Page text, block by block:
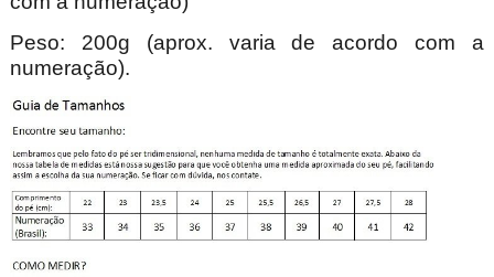
Peso: 200g (aprox. varia de acordo com a
numeração).